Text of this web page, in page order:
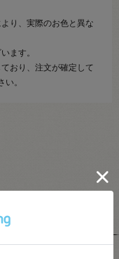
り、実際のお色と異な
ます。
おり、注文が確定して
。